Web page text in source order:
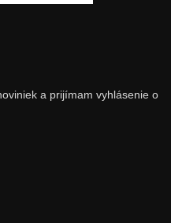
a prijímam vyhlásenie o